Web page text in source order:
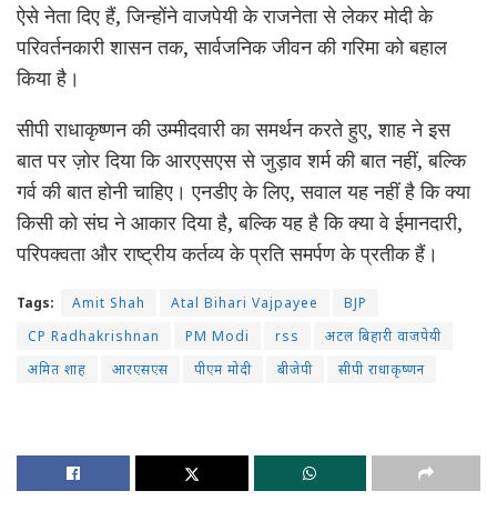
ऐसे नेता दिए हैं, जिन्होंने वाजपेयी के राजनेता से लेकर मोदी के
परिवर्तनकारी शासन तक, सार्वजनिक जीवन की गरिमा को बहाल
किया है।
सीपी राधाकृष्णनकीउम्मीदवारीका समर्थन करते हुए, शाह ने इस
बात पर ज़ोर दिया कि आरएसएस से जुड़ाव शर्म की बात नहीं, बल्कि
गर्व की बात होनी चाहिए।एनडीएके लिए, सवाल यह नहीं है कि क्या
किसी को संघ ने आकार दिया है, बल्कि यह है कि क्या वे ईमानदारी,
परिपक्वता और राष्ट्रीय कर्तव्य के प्रति समर्पण के प्रतीक हैं।
Tags: Amit Shah Atal Bihari Vajpayee
BJP
CP Radhakrishnan
PM Modi rss
अटल बिहारी वाजपेयी
अमित शाह
आरएसएस पीएम मोदी बीजेपी सीपी राधाकृष्णन